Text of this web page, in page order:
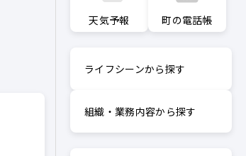
天気予報 町の電話帳
ライフシーンから探す
組織・業務内容から探す